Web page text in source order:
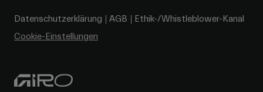
Datenschutzerklärung AGB
Ethik-/Whistleblower-Kanal
Cookie-Einstellungen